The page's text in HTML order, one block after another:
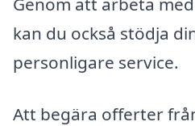
kan du också stödja
personligare service.
Att begära offerter